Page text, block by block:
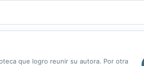
que logro reunir su autora. Por otra